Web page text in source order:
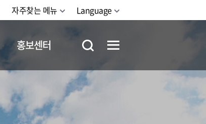
자주찾는 메뉴 Language
홍보센터